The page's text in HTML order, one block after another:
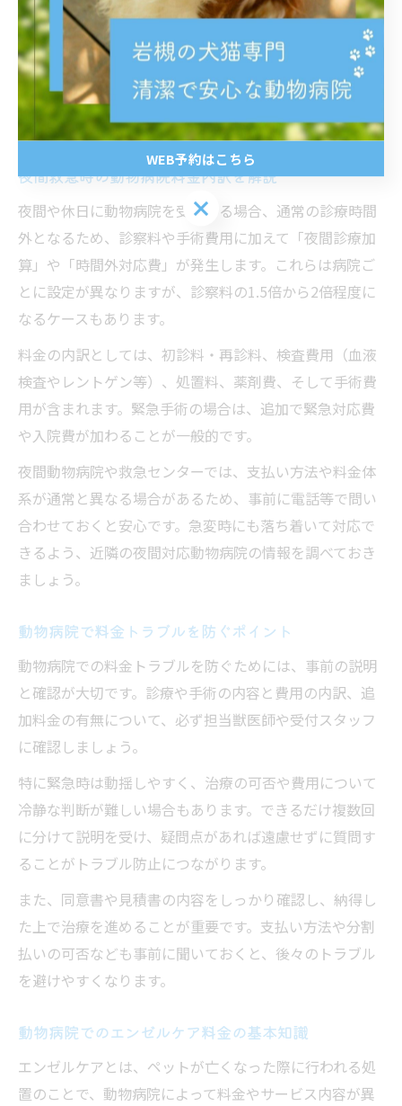
費用の目安を知っておくことで、いざという時に動揺せ
ず、迅速な判断ができるようになります。可能であれ
ば、普段からかかりつけの動物病院に緊急手術の費用や
支払い方法について相談しておくことをおすすめしま
す。
夜間救急時の動物病院料金内訳を解説
夜間や休日に動物病院を受診する場合、通常の診療時間
外となるため、診察料や手術費用に加えて「夜間診療加
算」や「時間外対応費」が発生します。これらは病院ご
とに設定が異なりますが、診察料の1.5倍から2倍程度に
なるケースもあります。
料金の内訳としては、初診料・再診料、検査費用（血液
検査やレントゲン等）、処置料、薬剤費、そして手術費
用が含まれます。緊急手術の場合は、追加で緊急対応費
や入院費が加わることが一般的です。
夜間動物病院や救急センターでは、支払い方法や料金体
系が通常と異なる場合があるため、事前に電話等で問い
合わせておくと安心です。急変時にも落ち着いて対応で
きるよう、近隣の夜間対応動物病院の情報を調べておき
ましょう。
動物病院で料金トラブルを防ぐポイント
動物病院での料金トラブルを防ぐためには、事前の説明
と確認が大切です。診療や手術の内容と費用の内訳、追
加料金の有無について、必ず担当獣医師や受付スタッフ
に確認しましょう。
特に緊急時は動揺しやすく、治療の可否や費用について
冷静な判断が難しい場合もあります。できるだけ複数回
に分けて説明を受け、疑問点があれば遠慮せずに質問す
ることがトラブル防止につながります。
また、同意書や見積書の内容をしっかり確認し、納得し
た上で治療を進めることが重要です。支払い方法や分割
払いの可否なども事前に聞いておくと、後々のトラブル
を避けやすくなります。
動物病院でのエンゼルケア料金の基本知識
エンゼルケアとは、ペットが亡くなった際に行われる処
置のことで、動物病院によって料金やサービス内容が異
WEB予約はこちら
WEB予約はこちら